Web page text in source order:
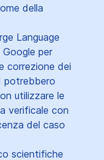
della
Language
per
correzione dei
potrebbero
utilizzare le
verificale con
del caso
scientifiche